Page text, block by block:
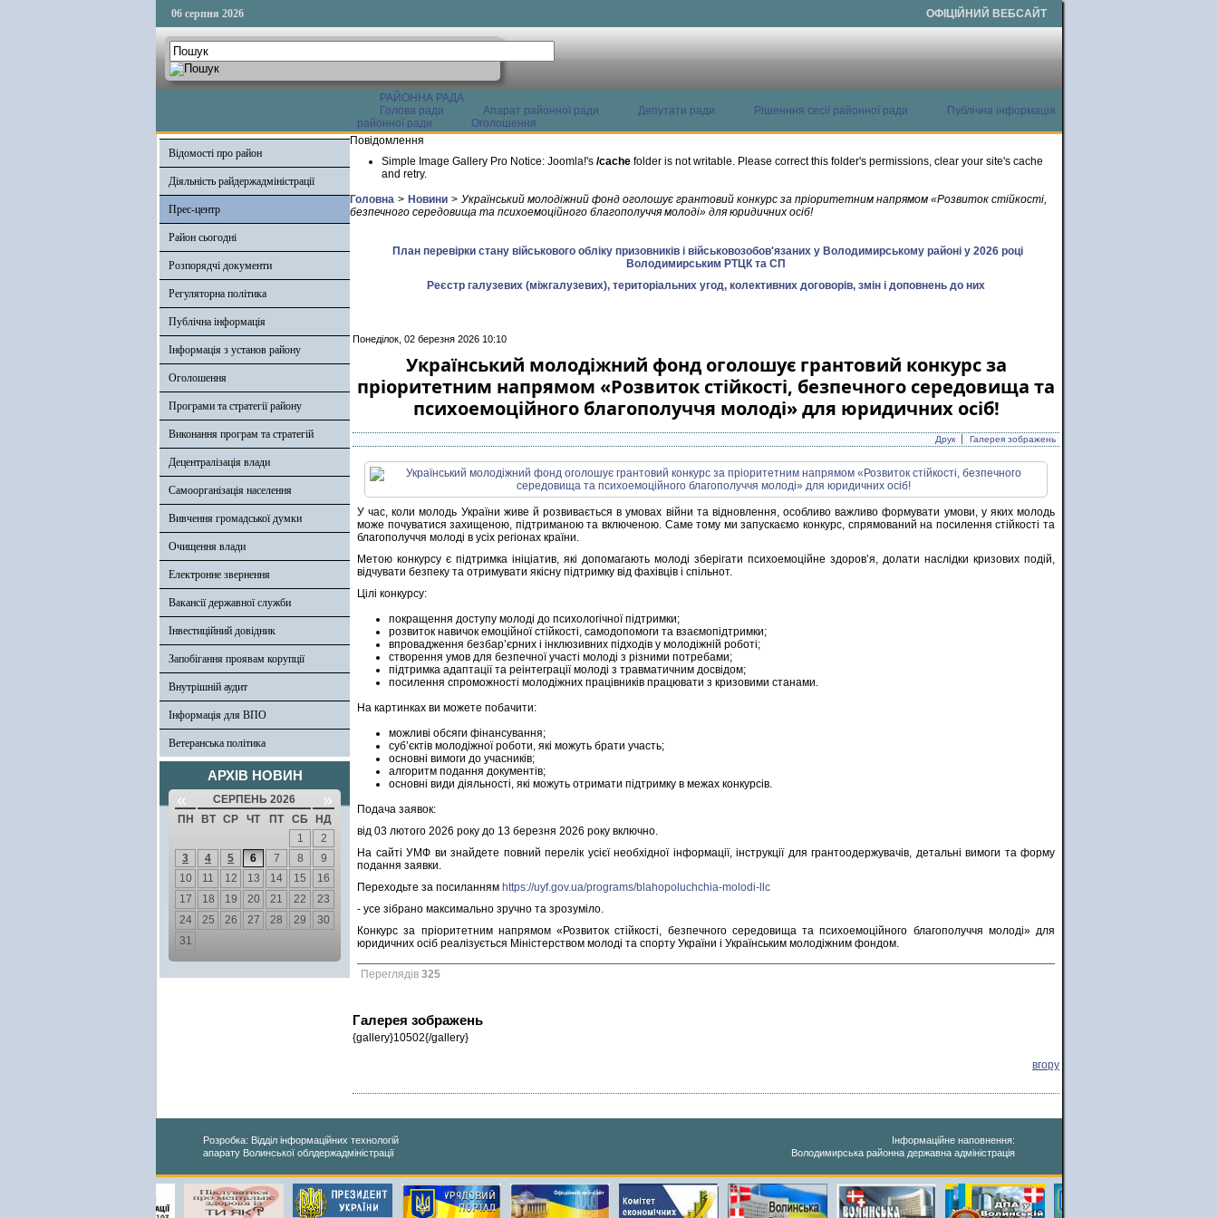
06 серпня 2026 ОФІЦІЙНИЙ ВЕБСАЙТ
РАЙОННА РАДА
Голова ради
Апарат районної ради Депутати ради Рішенння сесії районної ради
Публічна інформація
районної ради
Оголошення
Відомості про район
Діяльність райдержадміністрації
Прес-центр
Район сьогодні
Розпорядчі документи
Регуляторна політика
Публічна інформація
Інформація з установ району
Оголошення
Програми та стратегії району
Виконання програм та стратегій
Децентралізація влади
Самоорганізація населення
Вивчення громадської думки
Очищення влади
Електронне звернення
Вакансії державної служби
Інвестиційний довідник
Запобігання проявам корупції
Внутрішній аудит
Інформація для ВПО
Ветеранська політика
АРХІВ НОВИН
« СЕРПЕНЬ 2026 »
ПН ВТ СР ЧТ ПТ СБ
НД
1
2
3
4 5 6 7 8
9
10
11 12 13 14 15
16
17
18 19 20 21 22
23
24
25 26 27 28 29
30
31
Повідомлення
Simple Image Gallery Pro Notice: Joomla!'s /cache folder is not writable. Please correct this folder's permissions, clear your site's cache
and retry.
Головна > Новини > Український молодіжний фонд оголошує грантовий конкурс за пріоритетним напрямом «Розвиток стійкості,
безпечного середовища та психоемоційного благополуччя молоді» для юридичних осіб!
План перевірки стану військового обліку призовників і військовозобов'язаних у Володимирському районі у 2026 році
Володимирським РТЦК та СП
Реєстр галузевих (міжгалузевих), територіальних угод, колективних договорів, змін і доповнень до них
Понеділок, 02 березня 2026 10:10
Український молодіжний фонд оголошує грантовий конкурс за
пріоритетним напрямом «Розвиток стійкості, безпечного середовища та
психоемоційного благополуччя молоді» для юридичних осіб!
Друк Галерея зображень
У час, коли молодь України живе й розвивається в умовах війни та відновлення, особливо важливо формувати умови, у яких молодь
може почуватися захищеною, підтриманою та включеною. Саме тому ми запускаємо конкурс, спрямований на посилення стійкості та
благополуччя молоді в усіх регіонах країни.
Метою конкурсу є підтримка ініціатив, які допомагають молоді зберігати психоемоційне здоров’я, долати наслідки кризових подій,
відчувати безпеку та отримувати якісну підтримку від фахівців і спільнот.
Цілі конкурсу:
покращення доступу молоді до психологічної підтримки;
розвиток навичок емоційної стійкості, самодопомоги та взаємопідтримки;
впровадження безбар’єрних і інклюзивних підходів у молодіжній роботі;
створення умов для безпечної участі молоді з різними потребами;
підтримка адаптації та реінтеграції молоді з травматичним досвідом;
посилення спроможності молодіжних працівників працювати з кризовими станами.
На картинках ви можете побачити:
можливі обсяги фінансування;
суб’єктів молодіжної роботи, які можуть брати участь;
основні вимоги до учасників;
алгоритм подання документів;
основні види діяльності, які можуть отримати підтримку в межах конкурсів.
Подача заявок:
від 03 лютого 2026 року до 13 березня 2026 року включно.
На сайті УМФ ви знайдете повний перелік усієї необхідної інформації, інструкції для грантоодержувачів, детальні вимоги та форму
подання заявки.
Переходьте за посиланням https://uyf.gov.ua/programs/blahopoluchchia-molodi-llc
- усе зібрано максимально зручно та зрозуміло.
Конкурс за пріоритетним напрямом «Розвиток стійкості, безпечного середовища та психоемоційного благополуччя молоді» для
юридичних осіб реалізується Міністерством молоді та спорту України і Українським молодіжним фондом.
Переглядів 325
Галерея зображень
{gallery}10502{/gallery}
вгору
Розробка: Відділ інформаційних технологій
апарату Волинської облдержадміністрації
Інформаційне наповнення:
Володимирська районна державна адміністрація